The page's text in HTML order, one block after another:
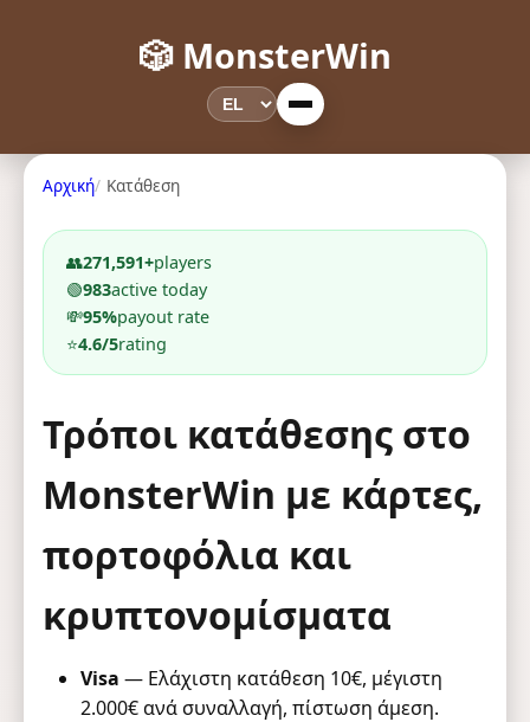
🎲 MonsterWin
Αρχική Κατάθεση
👥271,591+players
🟢983active today
💸95%payout rate
⭐4.6/5rating
Τρόποι κατάθεσης στο
MonsterWin με κάρτες,
πορτοφόλια και
κρυπτονομίσματα
Visa — Ελάχιστη κατάθεση 10€, μέγιστη
2.000€ ανά συναλλαγή, πίστωση άμεση.